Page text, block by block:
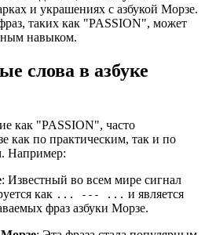
и украшениях с азбукой Морзе.
таких как "PASSION", может
навыком.
слова в азбуке
как "PASSION", часто
как по практическим, так и по
Например:
: Известный во всем мире сигнал
как ... --- ... и является
фраз азбуки Морзе.